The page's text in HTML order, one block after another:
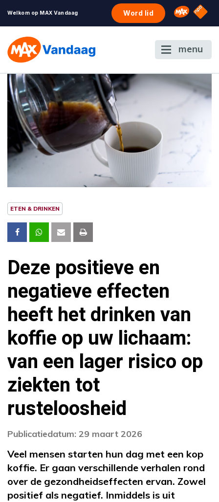
Welkom op MAX Vandaag Word lid Omroep
NPO
menu
ETEN & DRINKEN
Deze positieve en
negatieve effecten
heeft het drinken van
koffie op uw lichaam:
van een lager risico op
ziekten tot
rusteloosheid
Publicatiedatum: 29 maart 2026
Veel mensen starten hun dag met een kop
koffie. Er gaan verschillende verhalen rond
over de gezondheidseffecten ervan. Zowel
positief als negatief. Inmiddels is uit